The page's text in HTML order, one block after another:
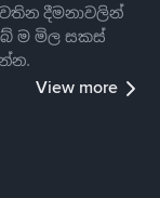
දීමනාවලින්
ම මිල සකස්
View more